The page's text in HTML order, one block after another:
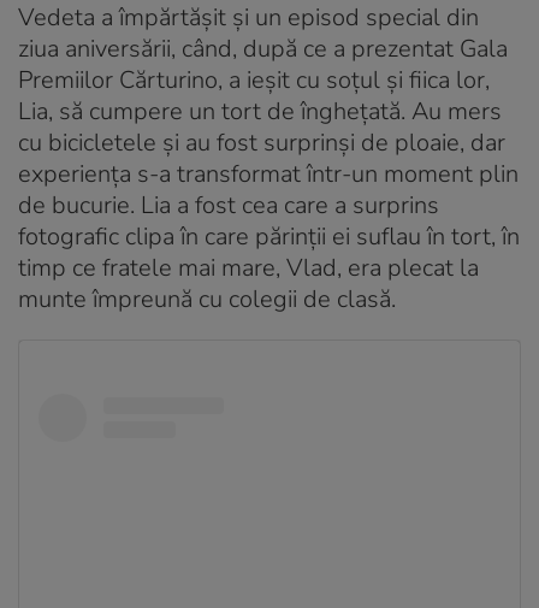
Vedeta a împărtășit și un episod special din
ziua aniversării, când, după ce a prezentat Gala
Premiilor Cărturino, a ieșit cu soțul și fiica lor,
Lia, să cumpere un tort de înghețată. Au mers
cu bicicletele și au fost surprinși de ploaie, dar
experiența s-a transformat într-un moment plin
de bucurie. Lia a fost cea care a surprins
fotografic clipa în care părinții ei suflau în tort, în
timp ce fratele mai mare, Vlad, era plecat la
munte împreună cu colegii de clasă.